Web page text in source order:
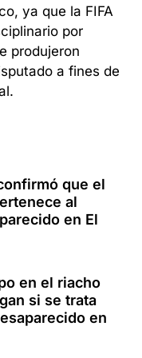
ya que la FIFA
por
produjeron
a fines de
que el
al
en El
en el riacho
si se trata
en